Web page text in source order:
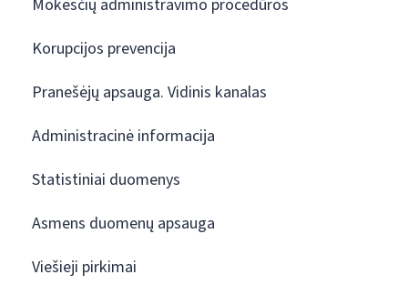
Mokesčių administravimo procedūros
Korupcijos prevencija
Pranešėjų apsauga. Vidinis kanalas
Administracinė informacija
Statistiniai duomenys
Asmens duomenų apsauga
Viešieji pirkimai